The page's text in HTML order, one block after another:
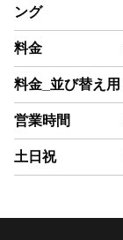
ング
料金
料金_並び替え用
営業時間
土日祝